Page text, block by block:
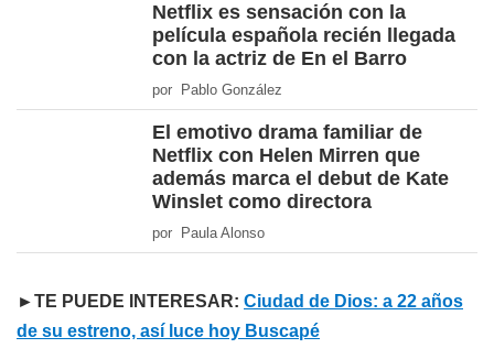
Netflix es sensación con la
película española recién llegada
con la actriz de En el Barro
por Pablo González
El emotivo drama familiar de
Netflix con Helen Mirren que
además marca el debut de Kate
Winslet como directora
por Paula Alonso
►TE PUEDE INTERESAR: Ciudad de Dios: a 22 años
de su estreno, así luce hoy Buscapé